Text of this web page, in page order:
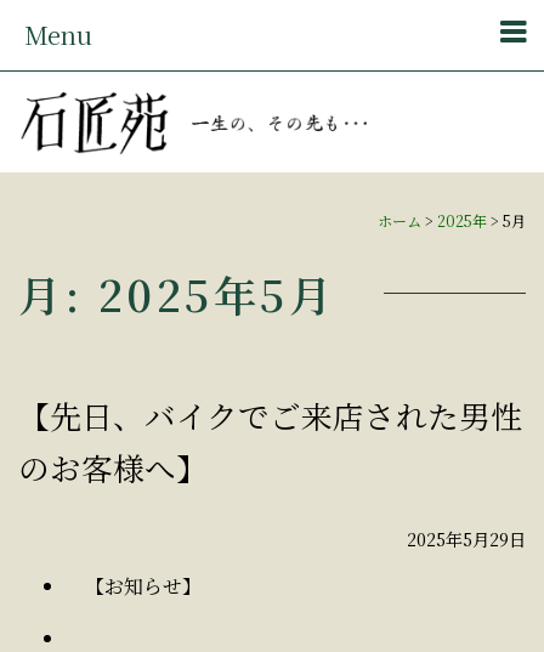
Menu
ホーム > 2025年> 5月
月: 2025年5月
【先日、バイクでご来店された男性
のお客様へ】
2025年5月29日
【お知らせ】